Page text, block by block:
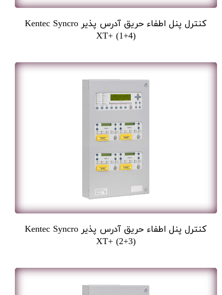
کنترل پنل اطفاء حریق آدرس پذیر Kentec Syncro
XT+ (1+4)
کنترل پنل اطفاء حریق آدرس پذیر Kentec Syncro
XT+ (2+3)